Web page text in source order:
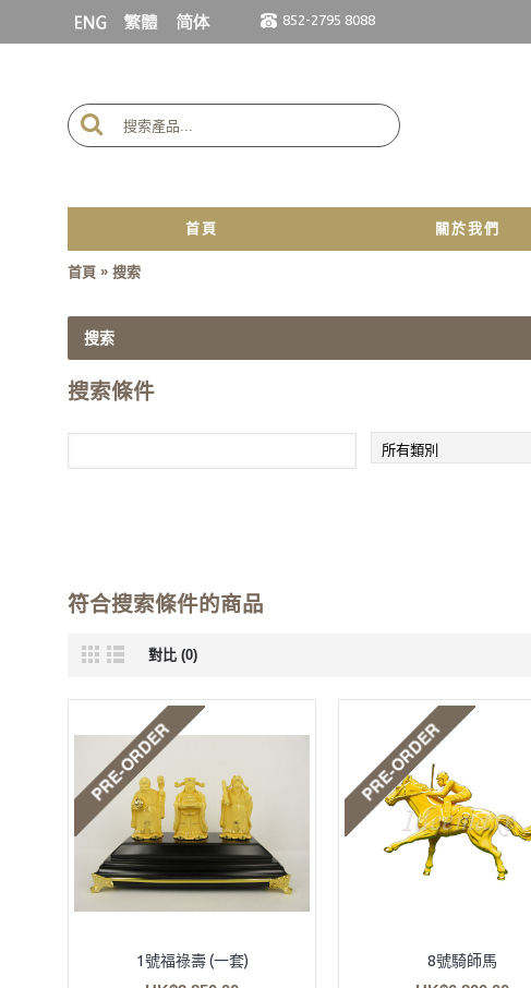
852-2795 8088
首頁 關於我們
首頁 » 搜索
搜索
搜索條件
符合搜索條件的商品
對比 (0)
1號福祿壽 (一套) 8號騎師馬